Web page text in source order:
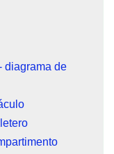
diagrama de